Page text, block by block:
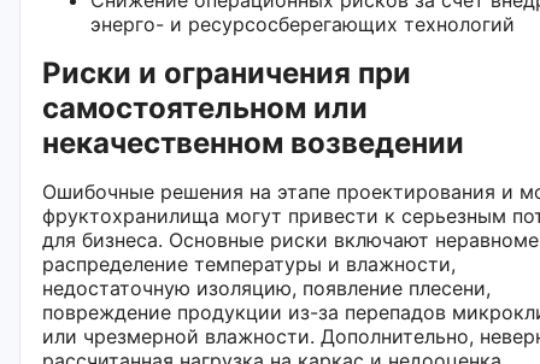
энерго- и ресурсосберегающих технологий
Риски и ограничения при
самостоятельном или
некачественном возведении
Ошибочные решения на этапе проектирования и
фруктохранилища могут привести к серьезным
для бизнеса. Основные риски включают
распределение температуры и влажности,
недостаточную изоляцию, появление плесени,
повреждение продукции из-за перепадов
или чрезмерной влажности. Дополнительно,